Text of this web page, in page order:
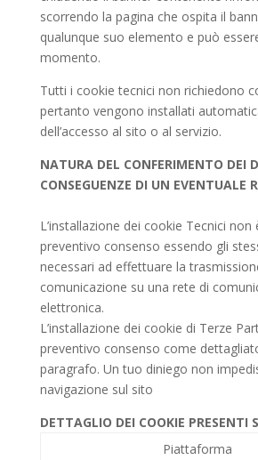
scorrendo la pagina che ospita il
qualunque suo elemento e può
momento.
Tutti i cookie tecnici non richiedono
pertanto vengono installati
dell’accesso al sito o al servizio.
NATURA DEL CONFERIMENTO DEI
CONSEGUENZE DI UN EVENTUALE
L’installazione dei cookie Tecnici
preventivo consenso essendo gli
necessari ad effettuare la
comunicazione su una rete di
elettronica.
L’installazione dei cookie di Terze
preventivo consenso come
paragrafo. Un tuo diniego non
navigazione sul sito
DETTAGLIO DEI COOKIE PRESENTI
Piattaforma